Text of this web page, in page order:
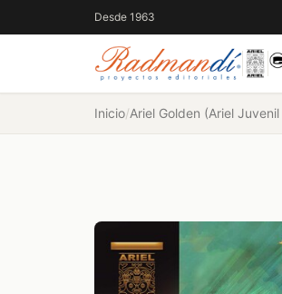
Desde 1963
Inicio/Ariel Golden (Ariel